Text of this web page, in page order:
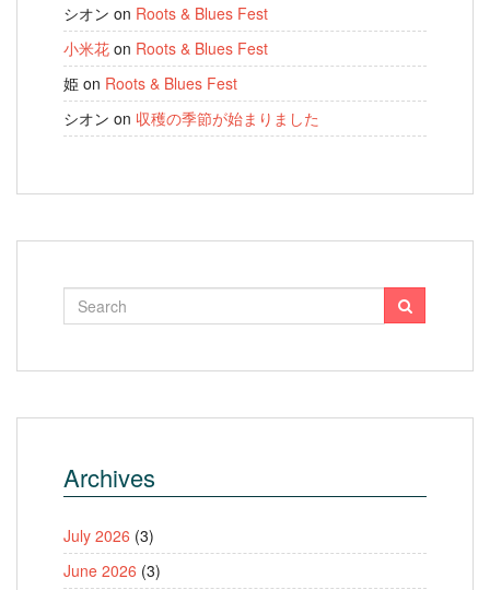
シオン on Roots & Blues Fest
小米花 on Roots & Blues Fest
姫 on Roots & Blues Fest
シオン on 収穫の季節が始まりました
Archives
July 2026 (3)
June 2026 (3)